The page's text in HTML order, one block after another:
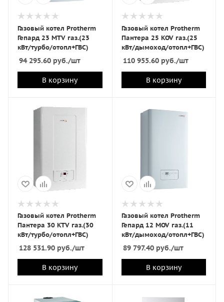
Газовый котел Protherm
Гепард 23 MTV газ.(23
кВт/турбо/отопл+ГВС)
94 295.60 руб./шт
В корзину
Газовый котел Protherm
Пантера 25 KOV газ.(25
кВт/дымоход/отопл+ГВС)
110 955.60руб./шт
В корзину
Газовый котел Protherm
Пантера 30 KTV газ.(30
кВт/турбо/отопл+ГВС)
128 531.90 руб./шт
В корзину
Газовый котел Protherm
Гепард 12 MOV газ.(11
кВт/дымоход/отопл+ГВС)
89 797.40руб./шт
В корзину